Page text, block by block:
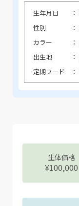
生年月日
性別
カラー
出生地
定期フード
生体価格
¥100,000